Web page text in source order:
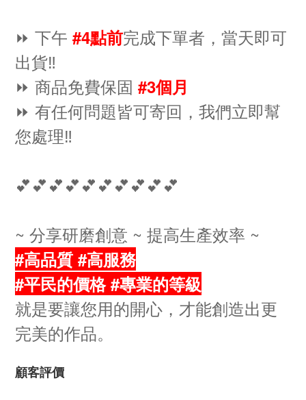
⏩ 下午 #4點前完成下單者，當天即可
出貨‼️
⏩ 商品免費保固 #3個月
⏩ 有任何問題皆可寄回，我們立即幫
您處理‼️
💕💕💕💕💕💕💕💕💕💕
~ 分享研磨創意 ~ 提高生產效率 ~
#高品質 #高服務
#平民的價格 #專業的等級
就是要讓您用的開心，才能創造出更
完美的作品。
顧客評價